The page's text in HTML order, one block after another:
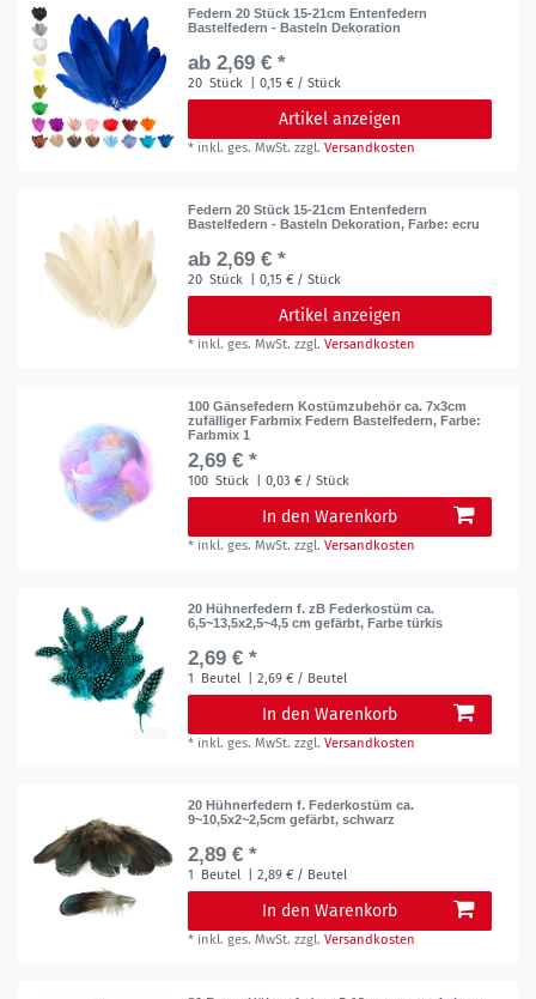
Federn 20 Stück 15-21cm Entenfedern
Bastelfedern - Basteln Dekoration
ab 2,69 € *
20 Stück | 0,15 € / Stück
Artikel anzeigen
* inkl. ges. MwSt. zzgl.Versandkosten
Federn 20 Stück 15-21cm Entenfedern
Bastelfedern - Basteln Dekoration, Farbe: ecru
ab 2,69 € *
20 Stück | 0,15 € / Stück
Artikel anzeigen
* inkl. ges. MwSt. zzgl.Versandkosten
100 Gänsefedern Kostümzubehör ca. 7x3cm
zufälliger Farbmix Federn Bastelfedern, Farbe:
Farbmix 1
2,69 € *
100 Stück | 0,03 € / Stück
In den Warenkorb
* inkl. ges. MwSt. zzgl.Versandkosten
20 Hühnerfedern f. zB Federkostüm ca.
6,5~13,5x2,5~4,5 cm gefärbt, Farbe türkis
2,69 € *
1 Beutel | 2,69 € / Beutel
In den Warenkorb
* inkl. ges. MwSt. zzgl.Versandkosten
20 Hühnerfedern f. Federkostüm ca.
9~10,5x2~2,5cm gefärbt, schwarz
2,89 € *
1 Beutel | 2,89 € / Beutel
In den Warenkorb
* inkl. ges. MwSt. zzgl.Versandkosten